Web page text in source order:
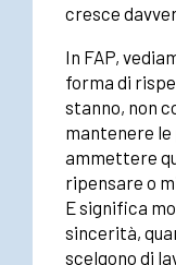
cresce
In FAP,
forma di
stanno, non
mantenere le
ammettere
ripensare o
E significa
sincerità,
scelgono di